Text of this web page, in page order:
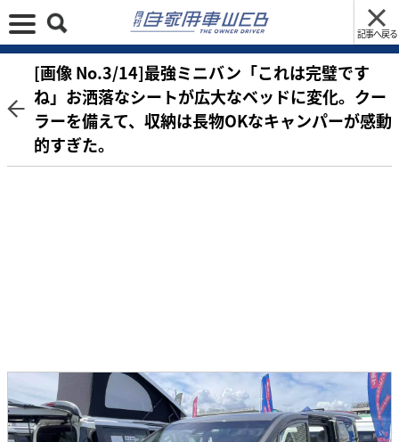
記事へ戻る
[画像 No.3/14]最強ミニバン「これは完璧です
ね」お洒落なシートが広大なベッドに変化。クー
ラーを備えて、収納は長物OKなキャンパーが感動
的すぎた。